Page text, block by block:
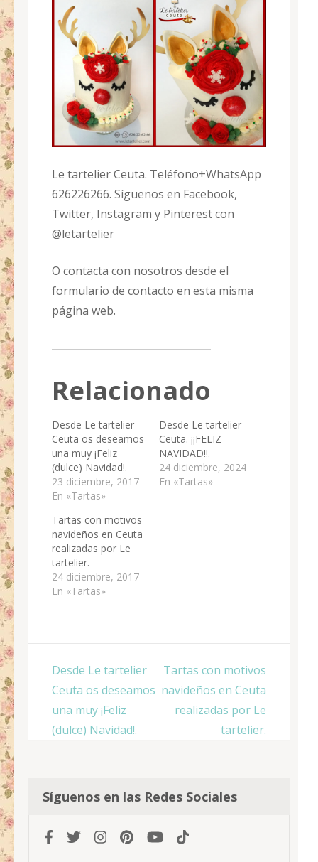
Le tartelier Ceuta. Teléfono+WhatsApp
626226266. Síguenos en Facebook,
Twitter, Instagram y Pinterest con
@letartelier
O contacta con nosotros desde el
formulario de contacto en esta misma
página web.
Relacionado
Desde Le tartelier
Ceuta os deseamos
una muy ¡Feliz
(dulce) Navidad!.
23 diciembre, 2017
En «Tartas»
Desde Le tartelier
Ceuta. ¡¡FELIZ
NAVIDAD!!.
24 diciembre, 2024
En «Tartas»
Tartas con motivos
navideños en Ceuta
realizadas por Le
tartelier.
24 diciembre, 2017
En «Tartas»
Navegación
de
entradas
Desde Le tartelier
Ceuta os deseamos
una muy ¡Feliz
(dulce) Navidad!.
Tartas con motivos
navideños en Ceuta
realizadas por Le
tartelier.
Síguenos en las Redes Sociales